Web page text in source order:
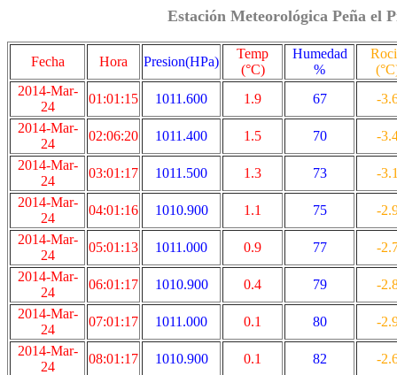
Estación Meteorológica Peña el
Fecha Hora Presion(HPa)
Temp
(°C)
Humedad
%
2014-Mar-
24
01:01:15 1011.600 1.9 67
-
2014-Mar-
24
02:06:20 1011.400 1.5 70
-
2014-Mar-
24
03:01:17 1011.500 1.3 73
-
2014-Mar-
24
04:01:16 1010.900 1.1 75
-
2014-Mar-
24
05:01:13 1011.000 0.9 77
-
2014-Mar-
24
06:01:17 1010.900 0.4 79
-
2014-Mar-
24
07:01:17 1011.000 0.1 80
-
2014-Mar-
24
08:01:17 1010.900 0.1 82
-